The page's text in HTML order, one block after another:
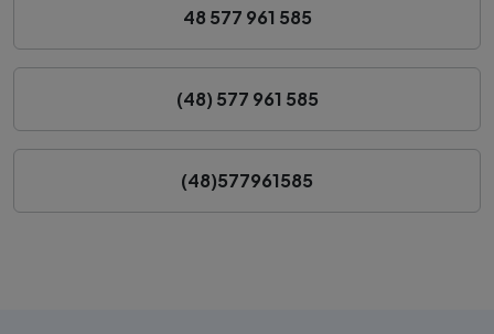
48 577 961 585
(48) 577 961 585
(48)577961585